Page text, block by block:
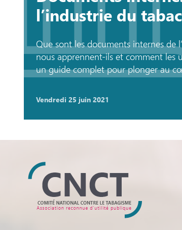
l’industrie du tabac
Que sont les documents internes de
nous apprennent-ils et comment les
un guide complet pour plonger au
lutte contre le tabagisme ! Les «
l’industrie du tabac
vendredi 25 juin 2021